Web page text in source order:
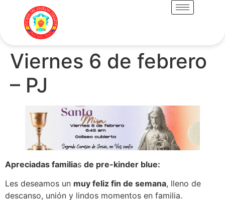
Viernes 6 de febrero
– PJ
Apreciadas familias de pre-kinder blue:
Les deseamos un muy feliz fin de semana, lleno de
descanso, unión y lindos momentos en familia.